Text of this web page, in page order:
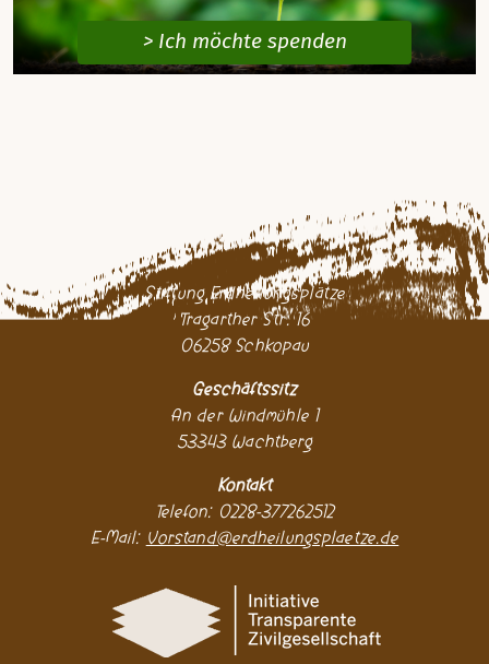
> Ich möchte spenden
Stiftung Erdheilungsplätze
Tragarther Str. 16
06258 Schkopau
Geschäftssitz
An der Windmühle 1
53343 Wachtberg
Kontakt
Telefon: 0228-377262512
E-Mail: Vorstand@erdheilungsplaetze.de